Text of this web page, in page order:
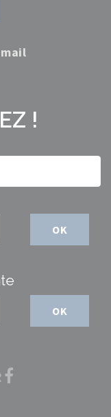
!
OK
OK